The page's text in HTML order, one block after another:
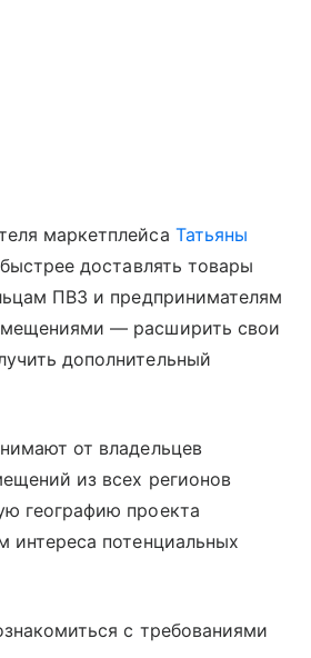
маркетплейса Татьяны
доставлять товары
ПВЗ и предпринимателям
— расширить свои
дополнительный
от владельцев
из всех регионов
географию проекта
интереса потенциальных
с требованиями